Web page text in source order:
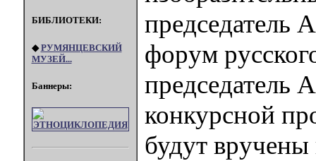
БИБЛИОТЕКИ:
◆РУМЯНЦЕВСКИЙ
МУЗЕЙ...
Баннеры:
форум
председатель
конкурсной
будут